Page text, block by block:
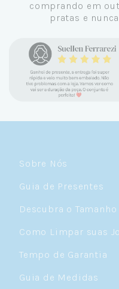
comprando em
pratas e
encontrar
personalizado,
mimos e brindes
e amo demais as
um brilho incrível
Sobre Nós
Guia de Presentes
Descubra o
Como Limpar suas
Tempo de Garantia
Guia de Medidas